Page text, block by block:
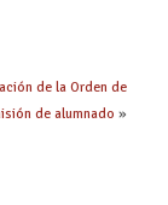
de la Orden de
de alumnado »